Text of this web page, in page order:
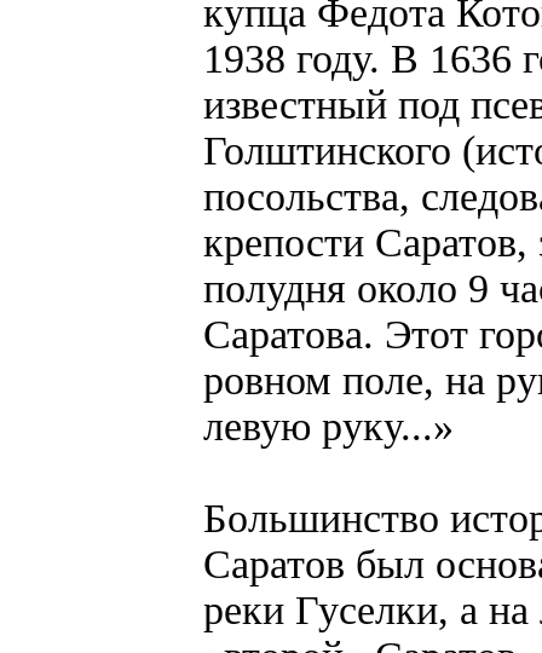
купца Федота
1938 году. В 1636
известный под
Голштинского
посольства,
крепости
полудня около 9
Саратова. Этот
ровном поле, на
левую руку...»
Большинство
Саратов был
реки Гуселки, а